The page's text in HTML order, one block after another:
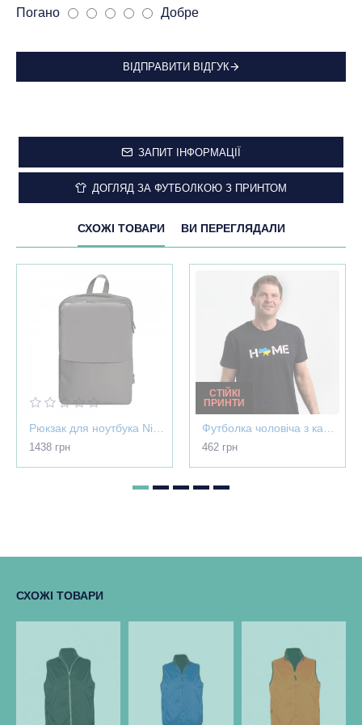
Погано Добре
ВІДПРАВИТИ ВІДГУК
ЗАПИТ ІНФОРМАЦІЇ
ДОГЛЯД ЗА ФУТБОЛКОЮ З ПРИНТОМ
СХОЖІ ТОВАРИ ВИ ПЕРЕГЛЯДАЛИ
1438 грн
СТІЙКІ
ПРИНТИ
462 грн
СХОЖІ ТОВАРИ